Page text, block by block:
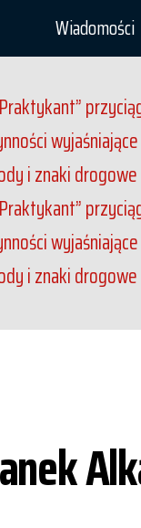
Wiadomości
wyjaśniające
i znaki drogowe
wyjaśniające
i znaki drogowe